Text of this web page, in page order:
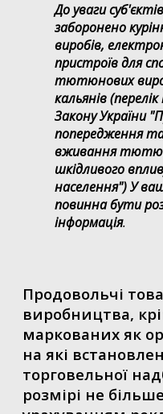
До уваги
заборонено
виробів,
пристроїв для
тютюнових
кальянів
Закону України
попередження
вживання
шкідливого
населення") У
повинна бути
інформація.
Продовольчі
виробництва,
маркованих як
на які
торговельної
розмірі не